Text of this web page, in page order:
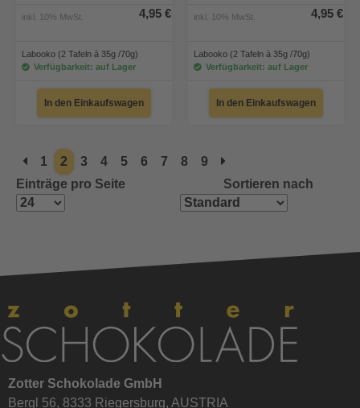
inkl. 10% MwSt. 4,95 €
Labooko (2 Tafeln à 35g /70g)
Verfügbarkeit: auf Lager
In den Einkaufswagen
inkl. 10% MwSt. 4,95 €
Labooko (2 Tafeln à 35g /70g)
Verfügbarkeit: auf Lager
In den Einkaufswagen
1 2 3 4 5 6 7 8
9
Einträge pro Seite
Sortieren nach
Zotter Schokolade GmbH
Bergl 56, 8333 Riegersburg, AUSTRIA